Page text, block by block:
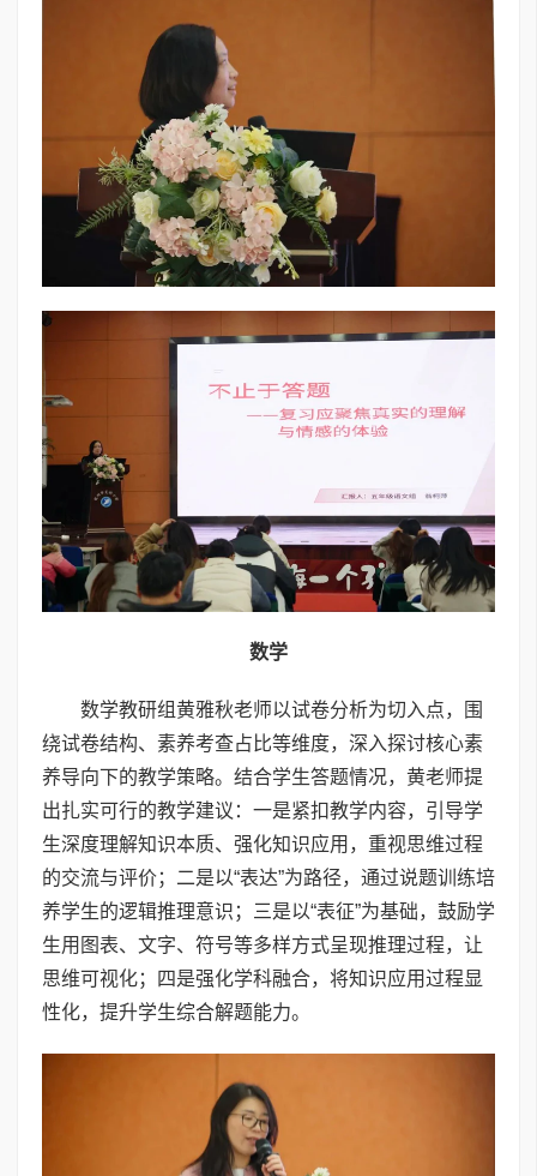
数学
数学教研组黄雅秋老师以试卷分析为切入点，围
绕试卷结构、素养考查占比等维度，深入探讨核心素
养导向下的教学策略。结合学生答题情况，黄老师提
出扎实可行的教学建议：一是紧扣教学内容，引导学
生深度理解知识本质、强化知识应用，重视思维过程
的交流与评价；二是以“表达”为路径，通过说题训练培
养学生的逻辑推理意识；三是以“表征”为基础，鼓励学
生用图表、文字、符号等多样方式呈现推理过程，让
思维可视化；四是强化学科融合，将知识应用过程显
性化，提升学生综合解题能力。